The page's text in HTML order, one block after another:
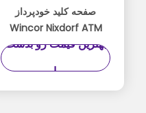
صفحه کلید خودپرداز
Wincor Nixdorf ATM
Parts EPPV6
01750159341 1750159341
بهترین قیمت رو بدست
بیار